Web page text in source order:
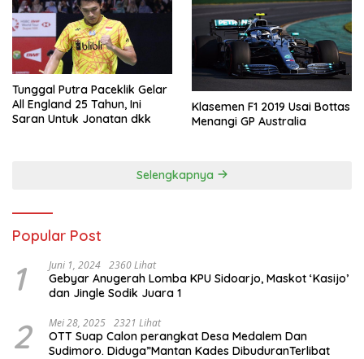
Tunggal Putra Paceklik Gelar
All England 25 Tahun, Ini
Saran Untuk Jonatan dkk
Klasemen F1 2019 Usai Bottas
Menangi GP Australia
Selengkapnya
Popular Post
1 Juni 1, 2024 2360 Lihat
Gebyar Anugerah Lomba KPU Sidoarjo, Maskot ‘Kasijo’
dan Jingle Sodik Juara 1
2 Mei 28, 2025 2321 Lihat
OTT Suap Calon perangkat Desa Medalem Dan
Sudimoro. Diduga”Mantan Kades DibuduranTerlibat